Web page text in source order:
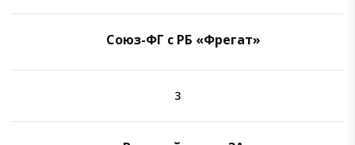
Союз-ФГ с РБ «Фрегат»
3